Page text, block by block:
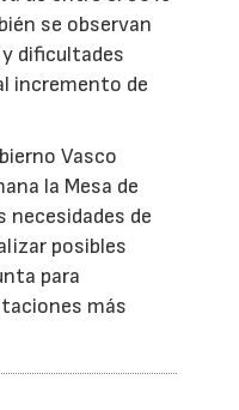
se observan
dificultades
incremento de
Vasco
la Mesa de
necesidades de
posibles
para
más